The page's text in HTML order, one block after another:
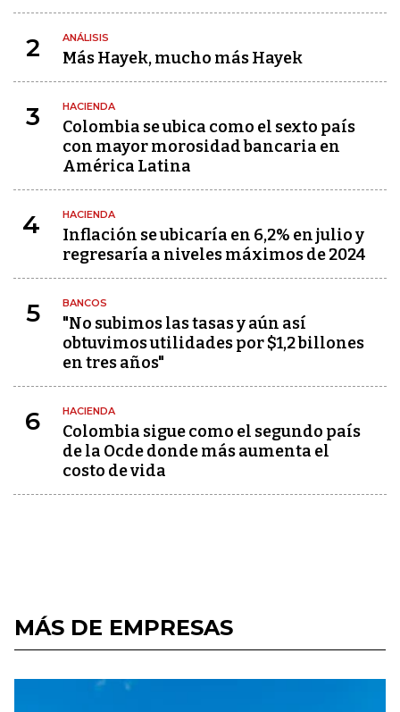
2 ANÁLISIS
Más Hayek, mucho más Hayek
3 HACIENDA
Colombia se ubica como el sexto país
con mayor morosidad bancaria en
América Latina
4 HACIENDA
Inflación se ubicaría en 6,2% en julio y
regresaría a niveles máximos de 2024
5 BANCOS
"No subimos las tasas y aún así
obtuvimos utilidades por $1,2 billones
en tres años"
6 HACIENDA
Colombia sigue como el segundo país
de la Ocde donde más aumenta el
costo de vida
MÁS DE EMPRESAS